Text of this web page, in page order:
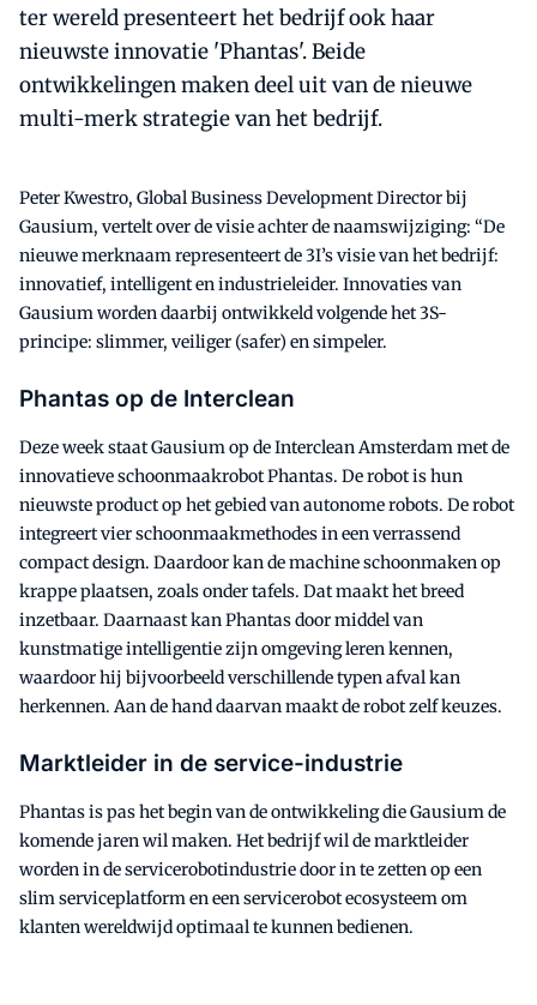
ter wereld presenteert het bedrijf ook haar
nieuwste innovatie 'Phantas'. Beide
ontwikkelingen maken deel uit van de nieuwe
multi-merk strategie van het bedrijf.
Peter Kwestro, Global Business Development Director bij
Gausium, vertelt over de visie achter de naamswijziging: “De
nieuwe merknaam representeert de 3I’s visie van het bedrijf:
innovatief, intelligent en industrieleider. Innovaties van
Gausium worden daarbij ontwikkeld volgende het 3S-
principe: slimmer, veiliger (safer) en simpeler.
Phantas op de Interclean
Deze week staat Gausium op de Interclean Amsterdam met de
innovatieve schoonmaakrobot Phantas. De robot is hun
nieuwste product op het gebied van autonome robots. De robot
integreert vier schoonmaakmethodes in een verrassend
compact design. Daardoor kan de machine schoonmaken op
krappe plaatsen, zoals onder tafels. Dat maakt het breed
inzetbaar. Daarnaast kan Phantas door middel van
kunstmatige intelligentie zijn omgeving leren kennen,
waardoor hij bijvoorbeeld verschillende typen afval kan
herkennen. Aan de hand daarvan maakt de robot zelf keuzes.
Marktleider in de service-industrie
Phantas is pas het begin van de ontwikkeling die Gausium de
komende jaren wil maken. Het bedrijf wil de marktleider
worden in de servicerobotindustrie door in te zetten op een
slim serviceplatform en een servicerobot ecosysteem om
klanten wereldwijd optimaal te kunnen bedienen.